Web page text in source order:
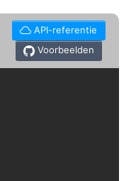
API-referentie
Voorbeelden